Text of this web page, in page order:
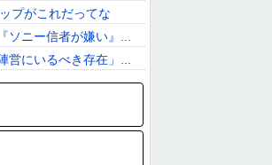
プがこれだってな
ソニー信者が嫌い』...
営にいるべき存在」...
ャミィの守護霊獣の...
大ヒットさせたい...
波初放送ｗｗｗ
ーが暴...